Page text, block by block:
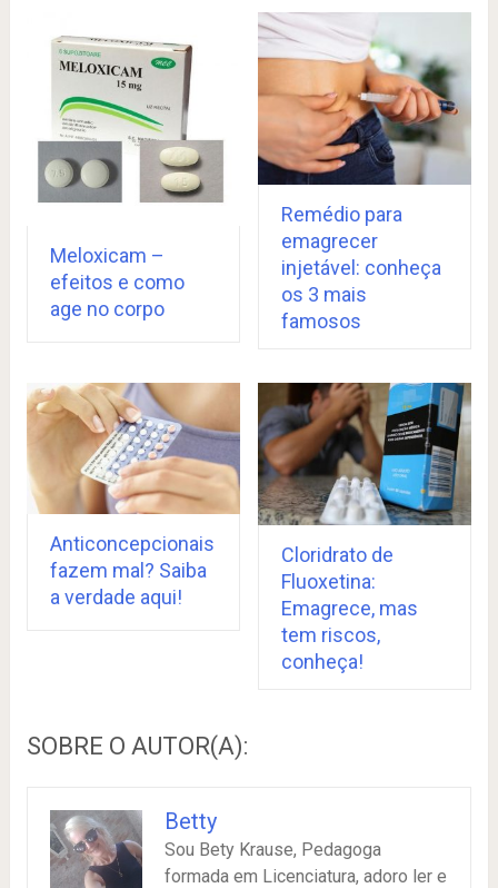
Meloxicam –
efeitos e como
age no corpo
Remédio para
emagrecer
injetável: conheça
os 3 mais
famosos
Anticoncepcionais
fazem mal? Saiba
a verdade aqui!
Cloridrato de
Fluoxetina:
Emagrece, mas
tem riscos,
conheça!
SOBRE O AUTOR(A):
Betty
Sou Bety Krause, Pedagoga
formada em Licenciatura, adoro ler e